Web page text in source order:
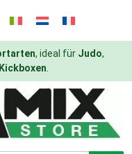
, ideal für Judo,
Kickboxen